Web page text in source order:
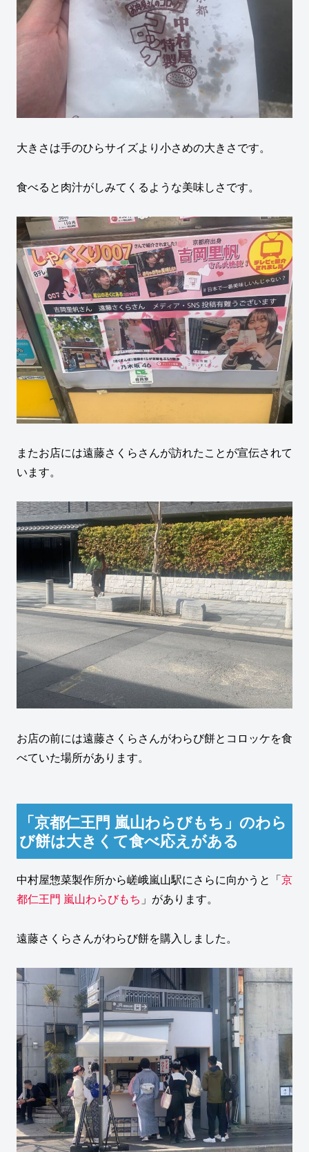
大きさは手のひらサイズより小さめの大きさです。
食べると肉汁がしみてくるような美味しさです。
またお店には遠藤さくらさんが訪れたことが宣伝されて
います。
お店の前には遠藤さくらさんがわらび餅とコロッケを食
べていた場所があります。
「京都仁王門 嵐山わらびもち」のわら
び餅は大きくて食べ応えがある
中村屋惣菜製作所から嵯峨嵐山駅にさらに向かうと「京
都仁王門 嵐山わらびもち 」があります。
遠藤さくらさんがわらび餅を購入しました。